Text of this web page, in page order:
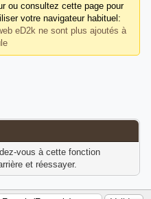
ou consultez cette page pour
votre navigateur habituel:
eD2k ne sont plus ajoutés à
vous à cette fonction
et réessayer.